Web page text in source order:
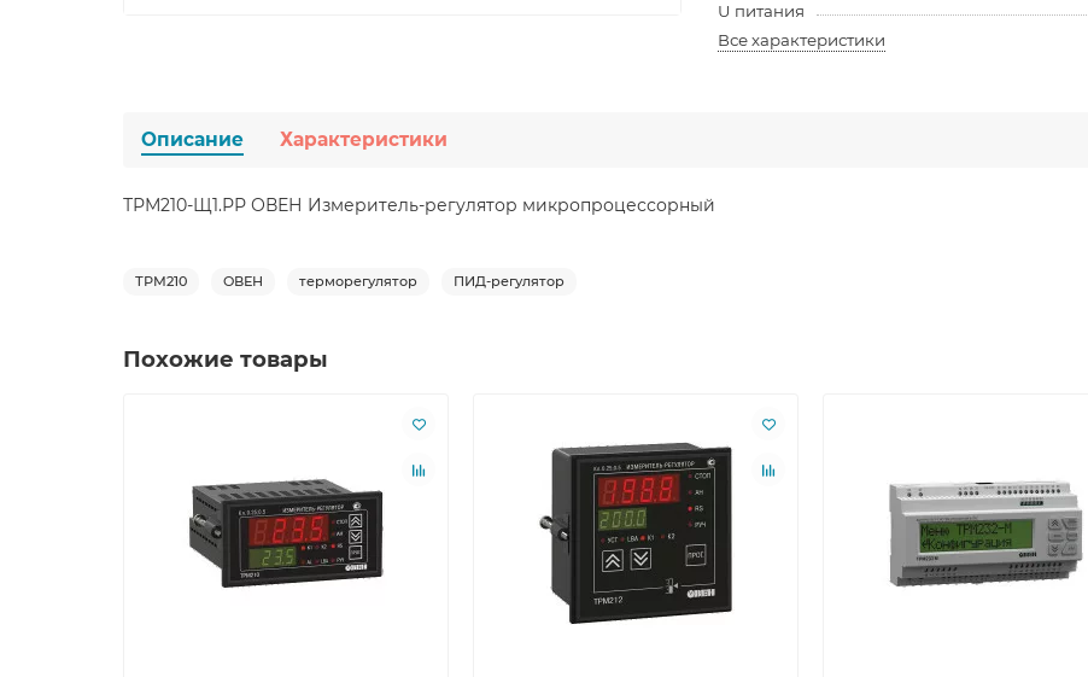
U питания
Все характеристики
Описание Характеристики
ТРМ210-Щ1.РР ОВЕН Измеритель-регулятор микропроцессорный
ТРМ210 ОВЕН терморегулятор ПИД-регулятор
Похожие товары